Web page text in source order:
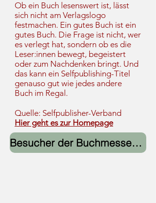
Ob ein Buch lesenswert ist, lässt
sich nicht am Verlagslogo
festmachen. Ein gutes Buch ist ein
gutes Buch. Die Frage ist nicht, wer
es verlegt hat, sondern ob es die
Leser:innen bewegt, begeistert
oder zum Nachdenken bringt. Und
das kann ein Selfpublishing-Titel
genauso gut wie jedes andere
Buch im Regal.
Quelle: Selfpublisher-Verband
Hier geht es zur Homepage
Besucher der Buchmesse.... > > > > alle Infos mit einem KLICK